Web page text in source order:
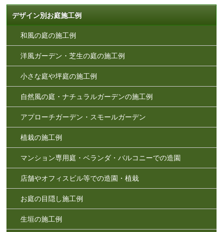
デザイン別お庭施工例
和風の庭の施工例
洋風ガーデン・芝生の庭の施工例
小さな庭や坪庭の施工例
自然風の庭・ナチュラルガーデンの施工例
アプローチガーデン・スモールガーデン
植栽の施工例
マンション専用庭・ベランダ・バルコニーでの造園
店舗やオフィスビル等での造園・植栽
お庭の目隠し施工例
生垣の施工例